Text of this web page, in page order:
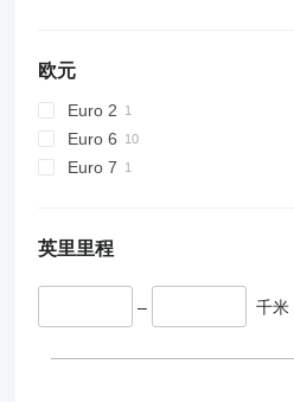
欧元
Euro 2
Euro 6
Euro 7
英里里程
– 千米